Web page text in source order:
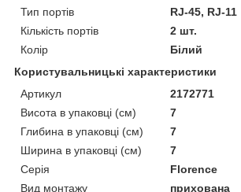
Тип портів
RJ-45, RJ-11
Кількість портів
2 шт.
Колір
Білий
Користувальницькі характеристики
Артикул
2172771
Висота в упаковці (см)
7
Глибина в упаковці (см)
7
Ширина в упаковці (см)
7
Серія
Florence
Вид монтажу
прихована